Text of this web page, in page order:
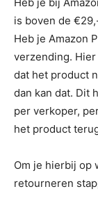
is boven de
Heb je Amazon
verzending.
dat het product
dan kan dat. Dit
per verkoper,
het product
Om je hierbij op
retourneren